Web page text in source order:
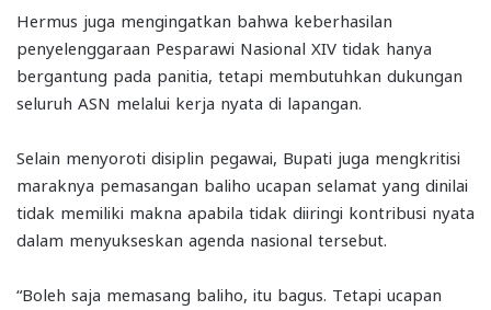
Hermus juga mengingatkan bahwa keberhasilan
penyelenggaraan Pesparawi Nasional XIV tidak hanya
bergantung pada panitia, tetapi membutuhkan dukungan
seluruh ASN melalui kerja nyata di lapangan.
Selain menyoroti disiplin pegawai, Bupati juga mengkritisi
maraknya pemasangan baliho ucapan selamat yang dinilai
tidak memiliki makna apabila tidak diiringi kontribusi nyata
dalam menyukseskan agenda nasional tersebut.
“Boleh saja memasang baliho, itu bagus. Tetapi ucapan